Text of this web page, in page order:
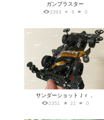
ガンブラスター
2393 8 0
サンダーショットＪｒ．
2351 21 0